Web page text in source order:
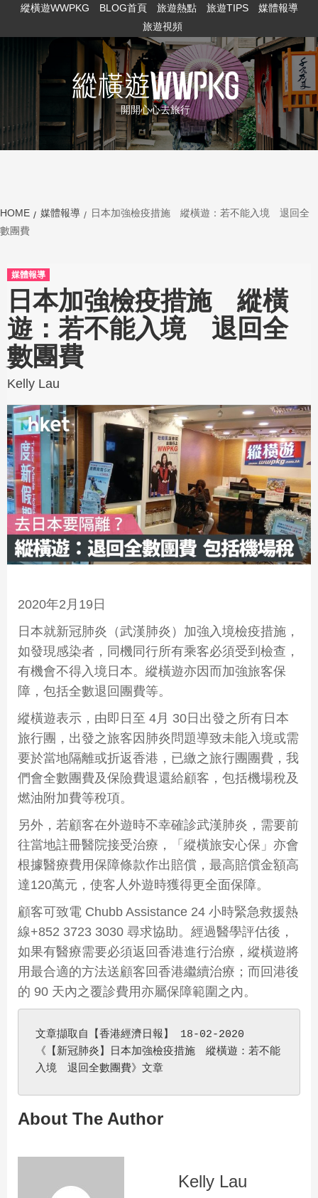
縱橫遊WWPKG BLOG首頁 旅遊熱點 旅遊TIPS
媒體報導
旅遊視頻
開開心心去旅行
HOME 媒體報導
日本加強檢疫措施 縱橫遊：若不能入境 退回全
數團費
媒體報導
日本加強檢疫措施 縱橫
遊：若不能入境 退回全
數團費
Kelly Lau
2020年2月19日
日本就新冠肺炎（武漢肺炎）加強入境檢疫措施，
如發現感染者，同機同行所有乘客必須受到檢查，
有機會不得入境日本。縱橫遊亦因而加強旅客保
障，包括全數退回團費等。
縱橫遊表示，由即日至 4月 30日出發之所有日本
旅行團，出發之旅客因肺炎問題導致未能入境或需
要於當地隔離或折返香港，已繳之旅行團團費，我
們會全數團費及保險費退還給顧客，包括機場稅及
燃油附加費等稅項。
另外，若顧客在外遊時不幸確診武漢肺炎，需要前
往當地註冊醫院接受治療，「縱橫旅安心保」亦會
根據醫療費用保障條款作出賠償，最高賠償金額高
達120萬元，使客人外遊時獲得更全面保障。
顧客可致電 Chubb Assistance 24 小時緊急救援熱
線+852 3723 3030 尋求協助。經過醫學評估後，
如果有醫療需要必須返回香港進行治療，縱橫遊將
用最合適的方法送顧客回香港繼續治療；而回港後
的 90 天內之覆診費用亦屬保障範圍之內。
文章擷取自【香港經濟日報】 18-02-2020
《【新冠肺炎】日本加強檢疫措施　縱橫遊：若不能
入境　退回全數團費》文章
About The Author
Kelly Lau